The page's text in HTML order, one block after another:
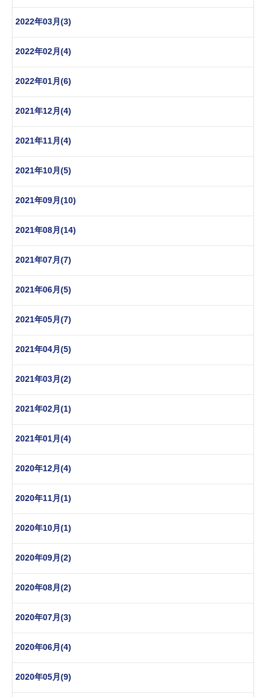
2022年03月(3)
2022年02月(4)
2022年01月(6)
2021年12月(4)
2021年11月(4)
2021年10月(5)
2021年09月(10)
2021年08月(14)
2021年07月(7)
2021年06月(5)
2021年05月(7)
2021年04月(5)
2021年03月(2)
2021年02月(1)
2021年01月(4)
2020年12月(4)
2020年11月(1)
2020年10月(1)
2020年09月(2)
2020年08月(2)
2020年07月(3)
2020年06月(4)
2020年05月(9)